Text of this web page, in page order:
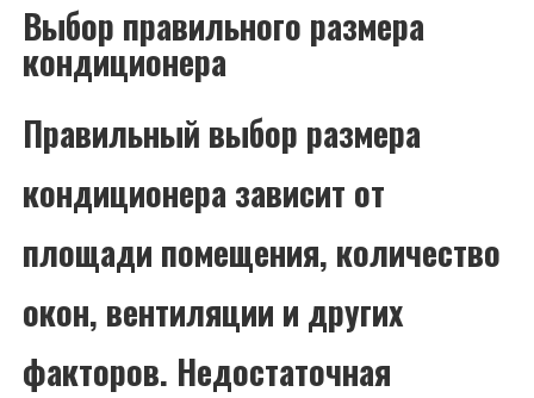
Выбор правильного размера
кондиционера
Правильный выбор размера
кондиционера зависит от
площади помещения, количество
окон, вентиляции и других
факторов. Недостаточная